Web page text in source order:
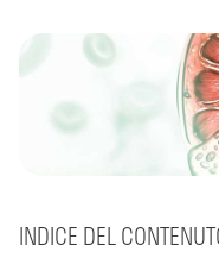
INDICE DEL